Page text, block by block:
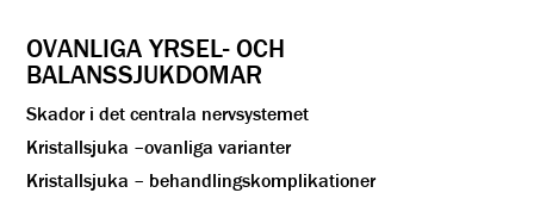
OVANLIGA YRSEL- OCH
BALANSSJUKDOMAR
Skador i det centrala nervsystemet
Kristallsjuka –ovanliga varianter
Kristallsjuka – behandlingskomplikationer